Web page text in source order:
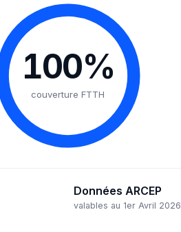
100%
couverture FTTH
Données ARCEP
valables au 1er Avril 2026